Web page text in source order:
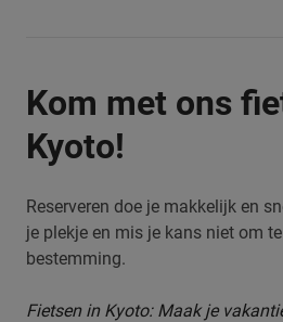
Kom met ons
Kyoto!
Reserveren doe je makkelijk en
je plekje en mis je kans niet om
bestemming.
Fietsen in Kyoto: Maak je